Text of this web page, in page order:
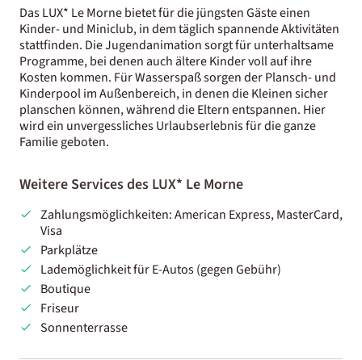
Das LUX* Le Morne bietet für die jüngsten Gäste einen
Kinder- und Miniclub, in dem täglich spannende Aktivitäten
stattfinden. Die Jugendanimation sorgt für unterhaltsame
Programme, bei denen auch ältere Kinder voll auf ihre
Kosten kommen. Für Wasserspaß sorgen der Plansch- und
Kinderpool im Außenbereich, in denen die Kleinen sicher
planschen können, während die Eltern entspannen. Hier
wird ein unvergessliches Urlaubserlebnis für die ganze
Familie geboten.
Weitere Services des LUX* Le Morne
Zahlungsmöglichkeiten: American Express, MasterCard,
Visa
Parkplätze
Lademöglichkeit für E-Autos (gegen Gebühr)
Boutique
Friseur
Sonnenterrasse